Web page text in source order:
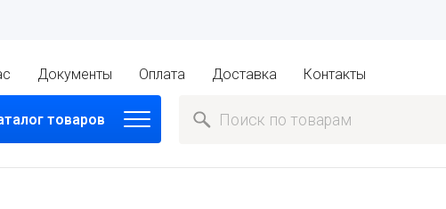
Документы Оплата Доставка Контакты
товаров